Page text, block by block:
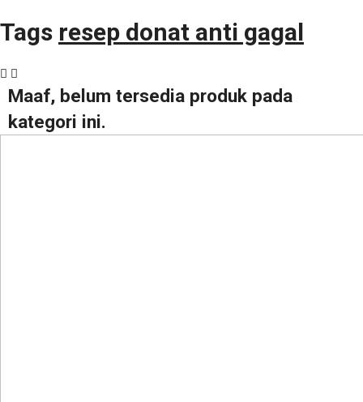
Tags resep donat anti gagal
Maaf, belum tersedia produk pada
kategori ini.